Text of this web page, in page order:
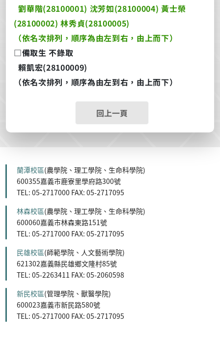
劉華階(28100001) 沈芳如(28100004) 黃士榮
(28100002) 林秀貞(28100005)
（依名次排列，順序為由左到右，由上而下）
□備取生 不錄取
賴凱宏(28100009)
（依名次排列，順序為由左到右，由上而下）
回上一頁
蘭潭校區(農學院、理工學院、生命科學院)
600355嘉義市鹿寮里學府路300號
TEL: 05-2717000 FAX: 05-2717095
林森校區(農學院、理工學院、生命科學院)
600060嘉義市林森東路151號
TEL: 05-2717000 FAX: 05-2717095
民雄校區(師範學院、人文藝術學院)
621302嘉義縣民雄鄉文隆村85號
TEL: 05-2263411 FAX: 05-2060598
新民校區(管理學院、獸醫學院)
600023嘉義市新民路580號
TEL: 05-2717000 FAX: 05-2717095